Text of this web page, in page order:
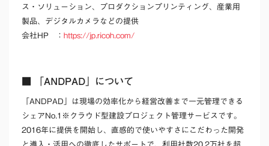
ス・ソリューション、プロダクションプリンティング、産業用
製品、デジタルカメラなどの提供
会社HP
： https://jp.ricoh.com/
■ 「ANDPAD」について
「ANDPAD」は現場の効率化から経営改善まで一元管理できる
シェアNo.1 ※ クラウド型建設プロジェクト管理サービスです。
2016年に提供を開始し、直感的で使いやすさにこだわった開発